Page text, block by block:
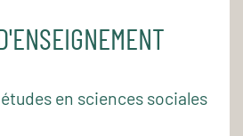
en sciences sociales